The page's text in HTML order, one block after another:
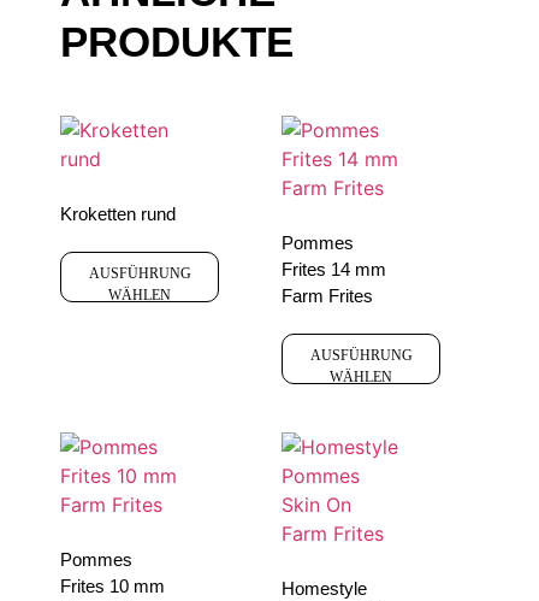
PRODUKTE
Kroketten rund
AUSFÜHRUNG
WÄHLEN
Pommes
Frites 14 mm
Farm Frites
AUSFÜHRUNG
WÄHLEN
Pommes
Frites 10 mm
Homestyle